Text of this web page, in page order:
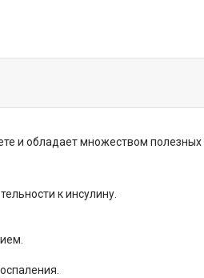
и обладает множеством
к инсулину.